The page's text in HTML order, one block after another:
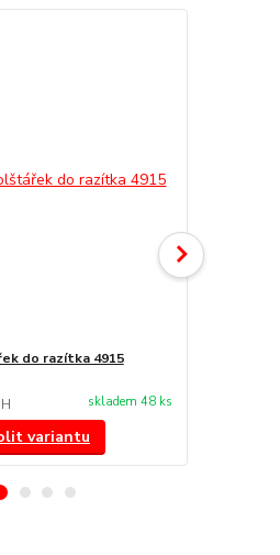
do razítka 4915
skladem 48 ks
variantu